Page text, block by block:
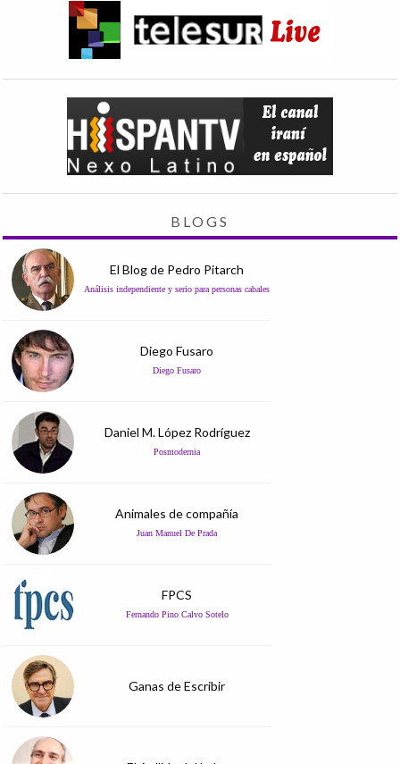
BLOGS
El Blog de Pedro Pitarch
Análisis independiente y serio para personas cabales
Diego Fusaro
Diego Fusaro
Daniel M. López Rodríguez
Posmodernia
Animales de compañía
Juan Manuel De Prada
FPCS
Fernando Pino Calvo Sotelo
Ganas de Escribir